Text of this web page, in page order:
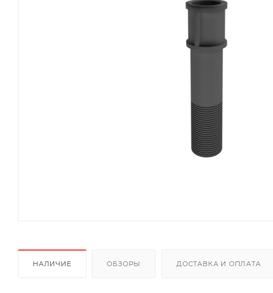
НАЛИЧИЕ ОБЗОРЫ ДОСТАВКА И ОПЛАТА